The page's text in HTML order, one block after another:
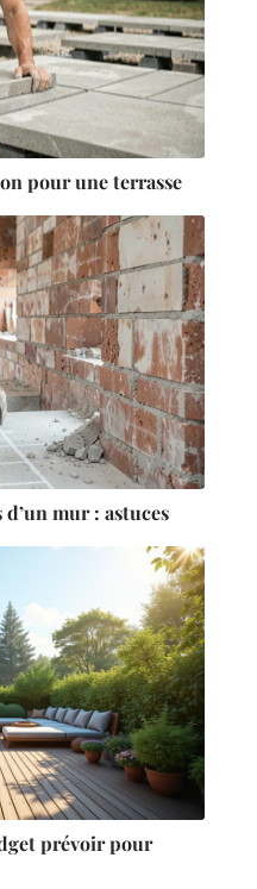
pour une terrasse
mur : astuces
prévoir pour